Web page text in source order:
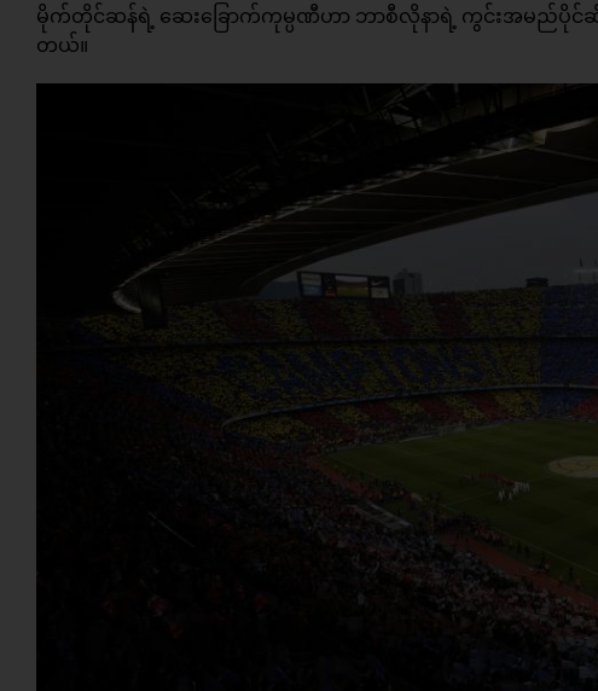
မိုက်တိုင်ဆန်ရဲ့ ဆေးခြောက်ကုမ္ပဏီဟာ ဘာစီလိုနာရဲ့ ကွင်းအမည်ပိုင်ဆို
တယ်။